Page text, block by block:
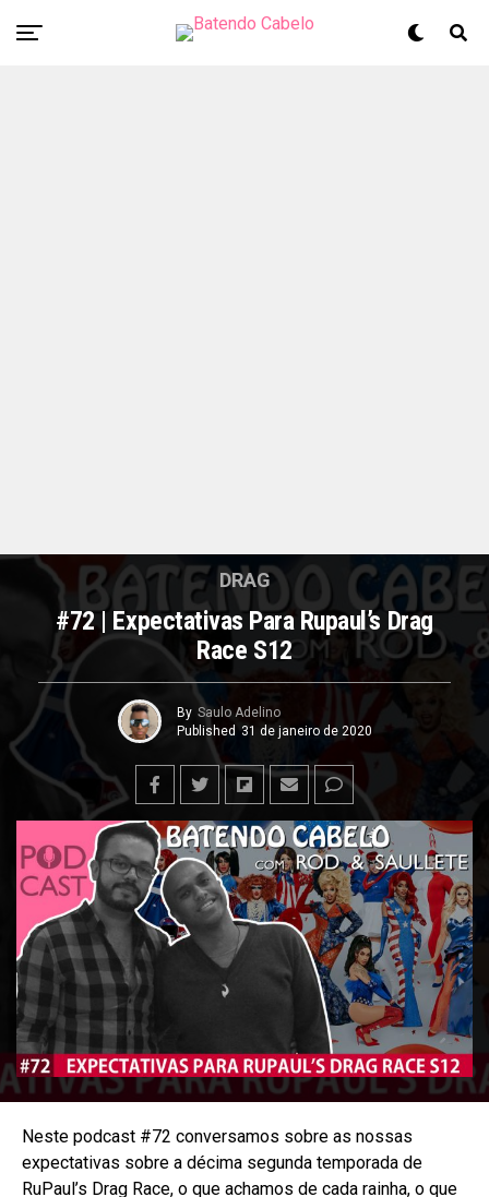
DRAG
#72 | Expectativas Para Rupaul’s Drag
Race S12
By Saulo Adelino
Published 31 de janeiro de 2020
Neste podcast #72 conversamos sobre as nossas
expectativas sobre a décima segunda temporada de
RuPaul’s Drag Race, o que achamos de cada rainha, o que